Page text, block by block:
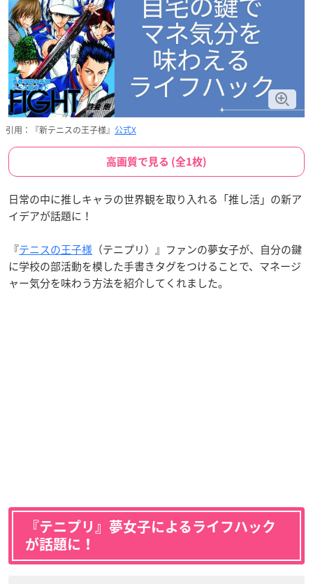
引用：『新テニスの王子様』 公式X
高画質で見る (全1枚)
日常の中に推しキャラの世界観を取り入れる「推し活」の新ア
イデアが話題に！
『テニスの王子様 （テニプリ）』ファンの夢女子が、自分の鍵
に学校の部活動を模した手書きタグをつけることで、マネージ
ャー気分を味わう方法を紹介してくれました。
『テニプリ』夢女子によるライフハック
が話題に！